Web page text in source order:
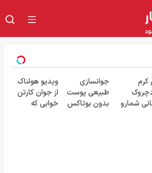
کرم
شمارو
جوانسازی
طبیعی پوست
بدون بوتاکس
ویدیو هولناک
از جوان کارتن
خوابی که